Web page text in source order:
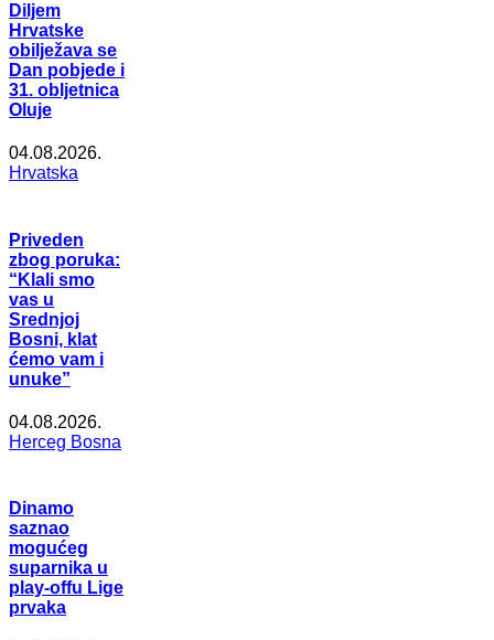
Diljem
Hrvatske
obilježava se
Dan pobjede i
31. obljetnica
Oluje
04.08.2026.
Hrvatska
Priveden
zbog poruka:
“Klali smo
vas u
Srednjoj
Bosni, klat
ćemo vam i
unuke”
04.08.2026.
Herceg Bosna
Dinamo
saznao
mogućeg
suparnika u
play-offu Lige
prvaka